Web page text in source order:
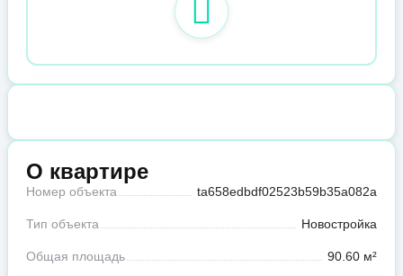
О квартире
Номер объекта ta658edbdf02523b59b35a082a
Тип объекта Новостройка
Общая площадь 90.60 м²